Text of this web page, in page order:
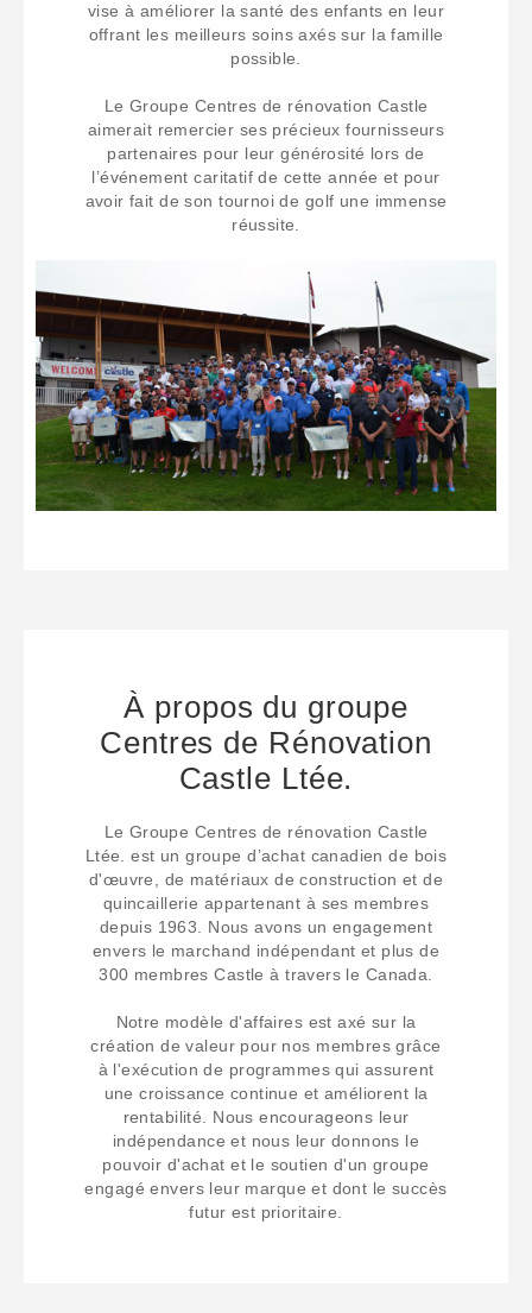
vise à améliorer la santé des enfants en leur
offrant les meilleurs soins axés sur la famille
possible.
Le Groupe Centres de rénovation Castle
aimerait remercier ses précieux fournisseurs
partenaires pour leur générosité lors de
l’événement caritatif de cette année et pour
avoir fait de son tournoi de golf une immense
réussite.
À propos du groupe
Centres de Rénovation
Castle Ltée.
Le Groupe Centres de rénovation Castle
Ltée. est un groupe d’achat canadien de bois
d'œuvre, de matériaux de construction et de
quincaillerie appartenant à ses membres
depuis 1963. Nous avons un engagement
envers le marchand indépendant et plus de
300 membres Castle à travers le Canada.
Notre modèle d'affaires est axé sur la
création de valeur pour nos membres grâce
à l'exécution de programmes qui assurent
une croissance continue et améliorent la
rentabilité. Nous encourageons leur
indépendance et nous leur donnons le
pouvoir d'achat et le soutien d'un groupe
engagé envers leur marque et dont le succès
futur est prioritaire.